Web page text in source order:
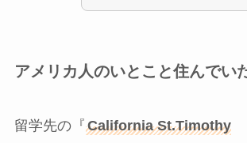
アメリカ人のいとこと住んでい
留学先の『California St.Timothy